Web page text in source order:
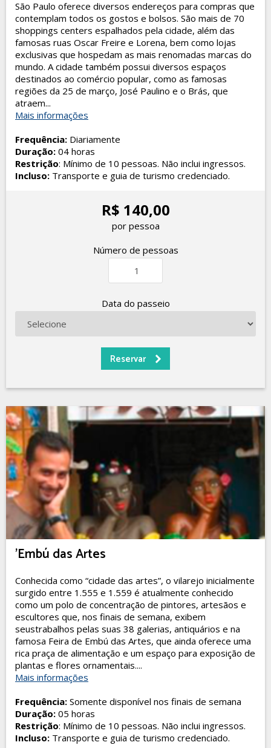
São Paulo oferece diversos endereços para compras que
contemplam todos os gostos e bolsos. São mais de 70
shoppings centers espalhados pela cidade, além das
famosas ruas Oscar Freire e Lorena, bem como lojas
exclusivas que hospedam as mais renomadas marcas do
mundo. A cidade também possui diversos espaços
destinados ao comércio popular, como as famosas
regiões da 25 de março, José Paulino e o Brás, que
atraem...
Mais informações
Frequência: Diariamente
Duração: 04 horas
Restrição: Mínimo de 10 pessoas. Não inclui ingressos.
Incluso: Transporte e guia de turismo credenciado.
R$ 140,00
por pessoa
Número de pessoas
Data do passeio
'Embú das Artes
Conhecida como “cidade das artes”, o vilarejo inicialmente
surgido entre 1.555 e 1.559 é atualmente conhecido
como um polo de concentração de pintores, artesãos e
escultores que, nos finais de semana, exibem
seustrabalhos pelas suas 38 galerias, antiquários e na
famosa Feira de Embú das Artes, que ainda oferece uma
rica praça de alimentação e um espaço para exposição de
plantas e flores ornamentais....
Mais informações
Frequência: Somente disponível nos finais de semana
Duração: 05 horas
Restrição: Mínimo de 10 pessoas. Não inclui ingressos.
Incluso: Transporte e guia de turismo credenciado.